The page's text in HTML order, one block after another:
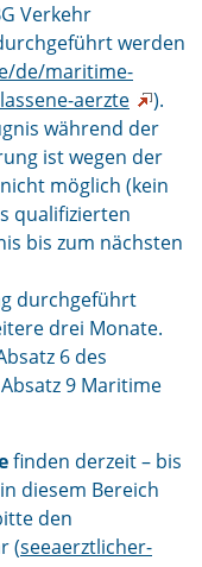
Verkehr
werden
de/maritime-
aerzte
).
während der
ist wegen der
möglich (kein
qualifizierten
bis zum nächsten
durchgeführt
drei Monate.
6 des
9 Maritime
finden derzeit – bis
diesem Bereich
den
(seeaerztlicher-